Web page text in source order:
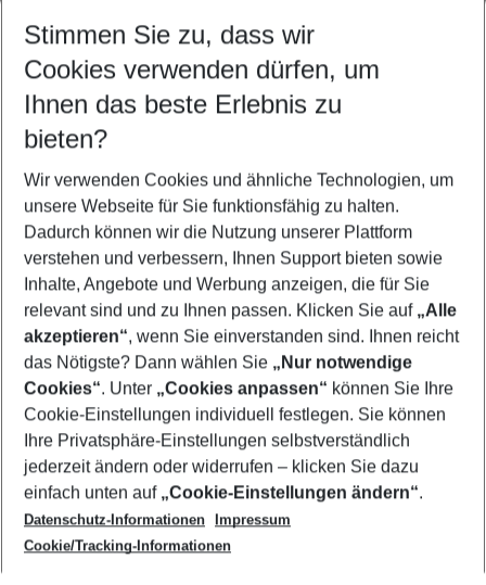
Ändern Sie Ihre Kriterien nach Ihren Wünschen
Abflughafen wählen
Beliebiger Abflughafen
Reisezeitraum wählen
09.08.26– 07.08.27 5-8 Nächte
2 Erwachsene Keine Kinder
Mehr Filter anzeigen
Footer
Footer navigation
Über uns
AGB
Cookie-Einstellungen ändern
Cookie-Richtlinie
Datenschutz
Service & Hilfe
Barrierefreies Reisen
Check-in
Folgen Sie uns
Stimmen Sie zu, dass wir
Cookies verwenden dürfen, um
Ihnen das beste Erlebnis zu
bieten?
Wir verwenden Cookies und ähnliche Technologien, um
unsere Webseite für Sie funktionsfähig zu halten.
Dadurch können wir die Nutzung unserer Plattform
verstehen und verbessern, Ihnen Support bieten sowie
Inhalte, Angebote und Werbung anzeigen, die für Sie
relevant sind und zu Ihnen passen. Klicken Sie auf „Alle
akzeptieren“, wenn Sie einverstanden sind. Ihnen reicht
das Nötigste? Dann wählen Sie „Nur notwendige
Cookies“. Unter „Cookies anpassen“ können Sie Ihre
Cookie-Einstellungen individuell festlegen. Sie können
Ihre Privatsphäre-Einstellungen selbstverständlich
jederzeit ändern oder widerrufen – klicken Sie dazu
einfach unten auf „Cookie-Einstellungen ändern“.
Datenschutz-Informationen
Impressum
Cookie/Tracking-Informationen